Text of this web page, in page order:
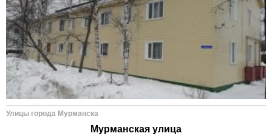
Улицы города Мурманска
Мурманская улица